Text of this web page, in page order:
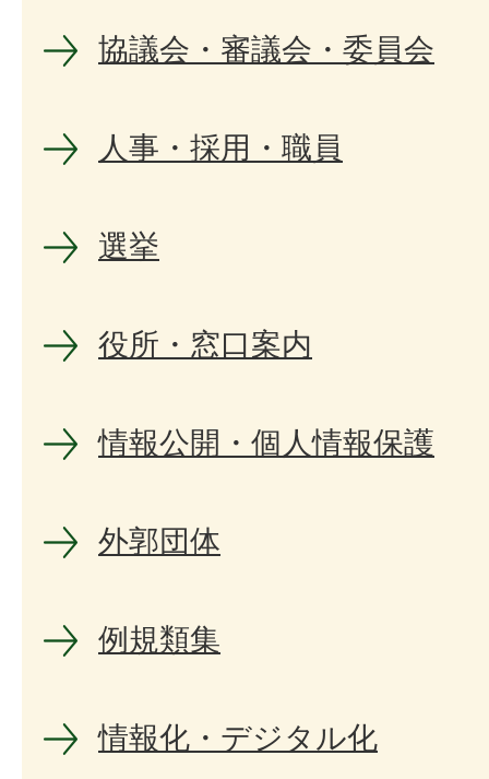
協議会・審議会・委員会
人事・採用・職員
選挙
役所・窓口案内
情報公開・個人情報保護
外郭団体
例規類集
情報化・デジタル化